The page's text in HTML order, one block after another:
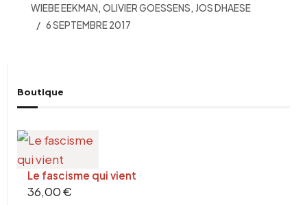
WIEBE EEKMAN, OLIVIER GOESSENS, JOS DHAESE
6 SEPTEMBRE 2017
Boutique
Le fascisme qui vient
36,00€